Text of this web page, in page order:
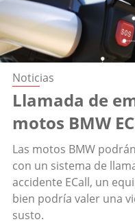
Noticias
Llamada de
motos BMW
Las motos BMW
con un sistema de
accidente ECall, un
bien podría valer una
susto.